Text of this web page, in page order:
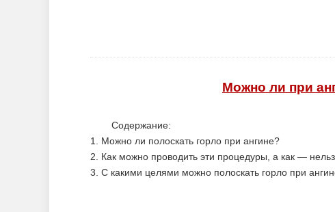
Можно ли при
Содержание:
1. Можно ли полоскать горло при ангине?
2. Как можно проводить эти процедуры, а как —
3. С какими целями можно полоскать горло при